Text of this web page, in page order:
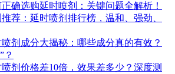
确选购延时喷剂：关键问题全解析！
荐：延时喷剂排行榜，温和、强劲、
剂成分大揭秘：哪些成分真的有效？
？
剂价格差10倍，效果差多少？深度测